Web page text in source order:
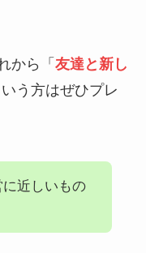
から「 友達と新し
う方はぜひプレ
近しいもの